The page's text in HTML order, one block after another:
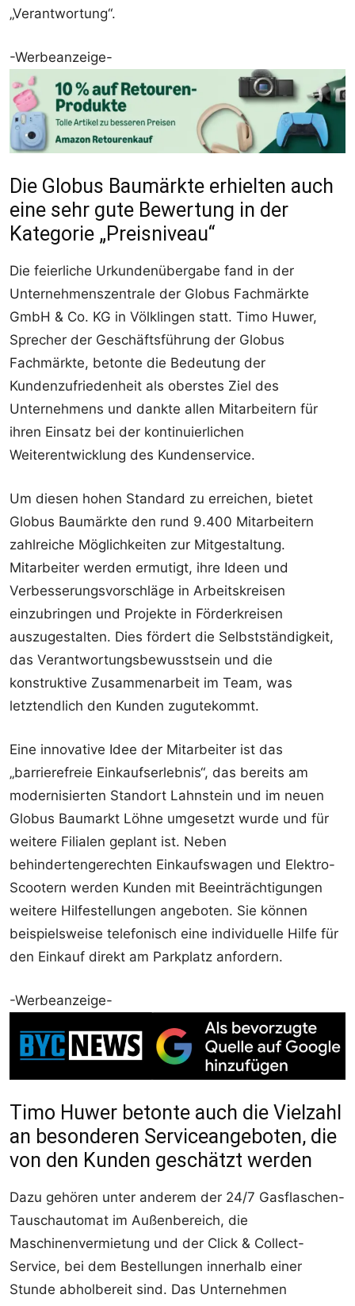
„Verantwortung“.
-Werbeanzeige-
Die Globus Baumärkte erhielten auch
eine sehr gute Bewertung in der
Kategorie „Preisniveau“
Die feierliche Urkundenübergabe fand in der
Unternehmenszentrale der Globus Fachmärkte
GmbH & Co. KG in Völklingen statt. Timo Huwer,
Sprecher der Geschäftsführung der Globus
Fachmärkte, betonte die Bedeutung der
Kundenzufriedenheit als oberstes Ziel des
Unternehmens und dankte allen Mitarbeitern für
ihren Einsatz bei der kontinuierlichen
Weiterentwicklung des Kundenservice.
Um diesen hohen Standard zu erreichen, bietet
Globus Baumärkte den rund 9.400 Mitarbeitern
zahlreiche Möglichkeiten zur Mitgestaltung.
Mitarbeiter werden ermutigt, ihre Ideen und
Verbesserungsvorschläge in Arbeitskreisen
einzubringen und Projekte in Förderkreisen
auszugestalten. Dies fördert die Selbstständigkeit,
das Verantwortungsbewusstsein und die
konstruktive Zusammenarbeit im Team, was
letztendlich den Kunden zugutekommt.
Eine innovative Idee der Mitarbeiter ist das
„barrierefreie Einkaufserlebnis“, das bereits am
modernisierten Standort Lahnstein und im neuen
Globus Baumarkt Löhne umgesetzt wurde und für
weitere Filialen geplant ist. Neben
behindertengerechten Einkaufswagen und Elektro-
Scootern werden Kunden mit Beeinträchtigungen
weitere Hilfestellungen angeboten. Sie können
beispielsweise telefonisch eine individuelle Hilfe für
den Einkauf direkt am Parkplatz anfordern.
-Werbeanzeige-
Timo Huwer betonte auch die Vielzahl
an besonderen Serviceangeboten, die
von den Kunden geschätzt werden
Dazu gehören unter anderem der 24/7 Gasflaschen-
Tauschautomat im Außenbereich, die
Maschinenvermietung und der Click & Collect-
Service, bei dem Bestellungen innerhalb einer
Stunde abholbereit sind. Das Unternehmen